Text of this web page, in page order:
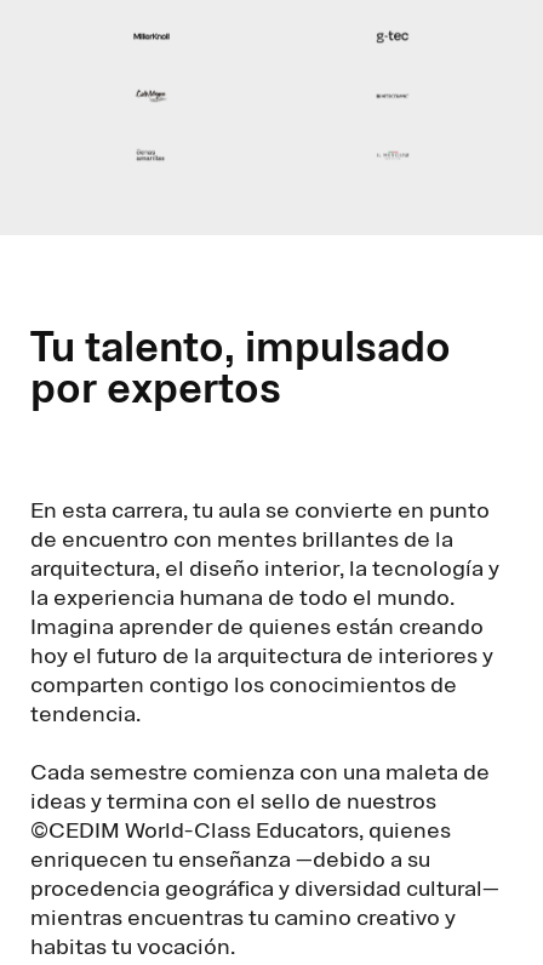
Tu talento, impulsado
por expertos
En esta carrera, tu aula se convierte en punto
de encuentro con mentes brillantes de la
arquitectura, el diseño interior, la tecnología y
la experiencia humana de todo el mundo.
Imagina aprender de quienes están creando
hoy el futuro de la arquitectura de interiores y
comparten contigo los conocimientos de
tendencia.
Cada semestre comienza con una maleta de
ideas y termina con el sello de nuestros
©CEDIM World-Class Educators, quienes
enriquecen tu enseñanza —debido a su
procedencia geográfica y diversidad cultural—
mientras encuentras tu camino creativo y
habitas tu vocación.